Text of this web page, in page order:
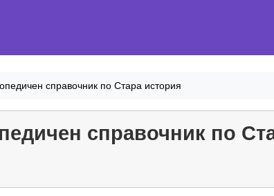
справочник по Стара история
справочник по